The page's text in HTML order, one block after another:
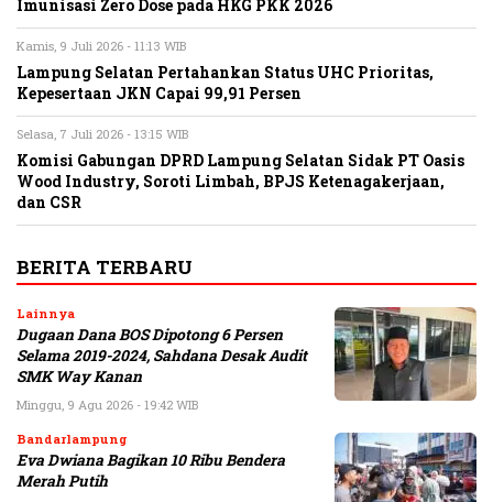
Imunisasi Zero Dose pada HKG PKK 2026
Kamis, 9 Juli 2026 - 11:13 WIB
Lampung Selatan Pertahankan Status UHC Prioritas,
Kepesertaan JKN Capai 99,91 Persen
Selasa, 7 Juli 2026 - 13:15 WIB
Komisi Gabungan DPRD Lampung Selatan Sidak PT Oasis
Wood Industry, Soroti Limbah, BPJS Ketenagakerjaan,
dan CSR
BERITA TERBARU
Lainnya
Dugaan Dana BOS Dipotong 6 Persen
Selama 2019-2024, Sahdana Desak Audit
SMK Way Kanan
Minggu, 9 Agu 2026 - 19:42 WIB
Bandarlampung
Eva Dwiana Bagikan 10 Ribu Bendera
Merah Putih